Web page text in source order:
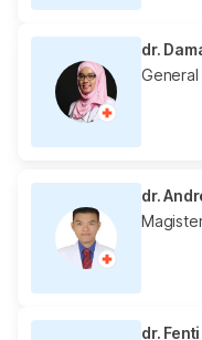
dr.
dr.
dr.